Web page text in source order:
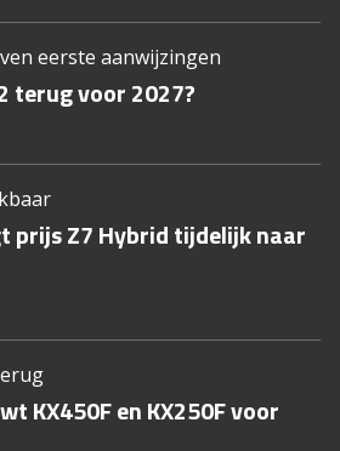
eerste aanwijzingen
terug voor 2027?
prijs Z7 Hybrid tijdelijk naar
KX450F en KX250F voor